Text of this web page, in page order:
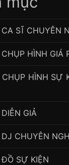
SĨ CHUYÊN
HÌNH GIÁ
HÌNH SỰ
GIẢ
CHUYÊN
SỰ KIỆN